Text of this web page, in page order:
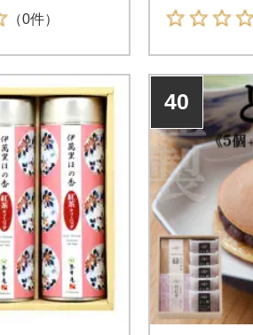
（0件）
飲み比べて
40